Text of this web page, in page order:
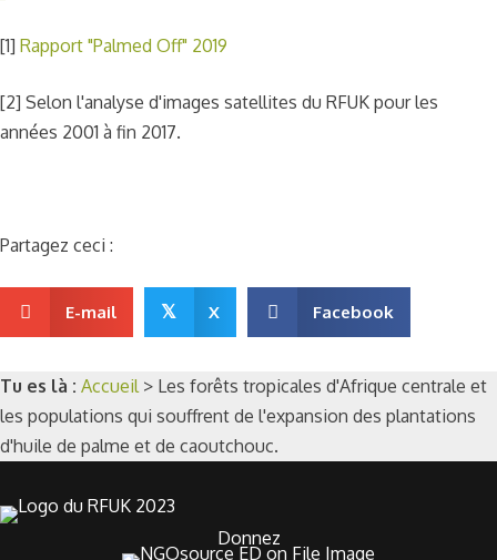
[1] Rapport "Palmed Off" 2019
[2] Selon l'analyse d'images satellites du RFUK pour les
années 2001 à fin 2017.
Partagez ceci :
E-mail 𝕏 X Facebook
Tu es là : Accueil> Les forêts tropicales d'Afrique centrale et
les populations qui souffrent de l'expansion des plantations
d'huile de palme et de caoutchouc.
Donnez